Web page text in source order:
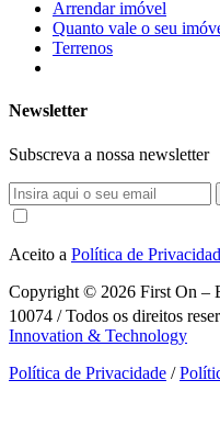
Arrendar imóvel
Quanto vale o seu
Terrenos
Newsletter
Subscreva a nossa newsletter
Aceito a Política de
Copyright © 2026 First On –
10074 / Todos os direitos
Innovation & Technology
Política de Privacidade /